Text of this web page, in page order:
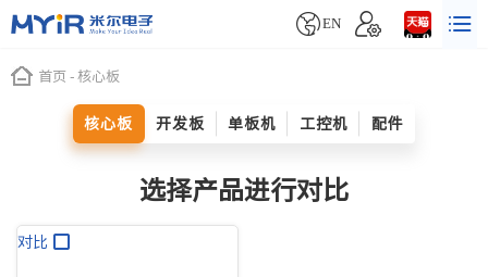

EN 
首页 - 核心板
核心板 开发板 单板机 工控机 配件
选择产品进行对比
对比